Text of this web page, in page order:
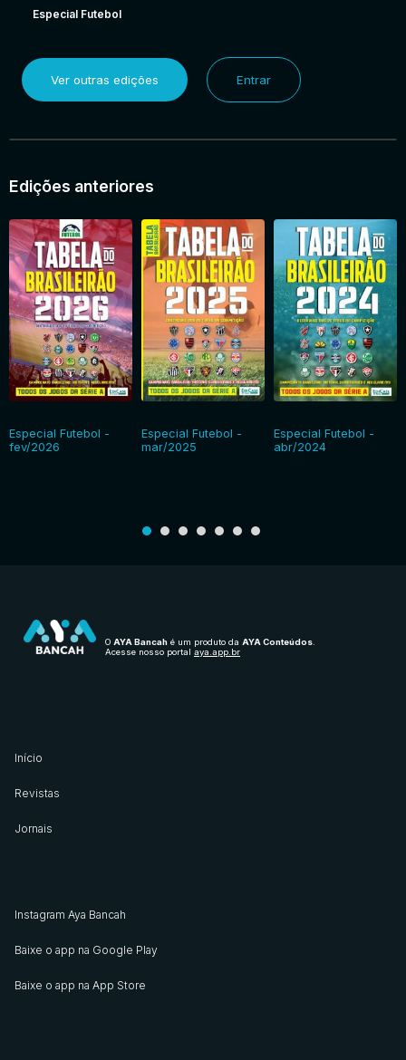
Especial Futebol
Ver outras edições Entrar
Edições anteriores
Especial Futebol -
fev/2026
Especial Futebol -
mar/2025
Especial Futebol -
abr/2024
O AYA Bancah é um produto da AYA Conteúdos
Acesse nosso portal aya.app.br
Início
Revistas
Jornais
Instagram Aya Bancah
Baixe o app na Google Play
Baixe o app na App Store